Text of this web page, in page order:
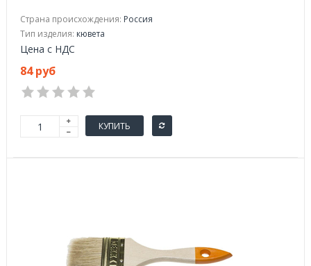
Страна происхождения: Россия
Тип изделия: кювета
Цена с НДС
84 руб
КУПИТЬ